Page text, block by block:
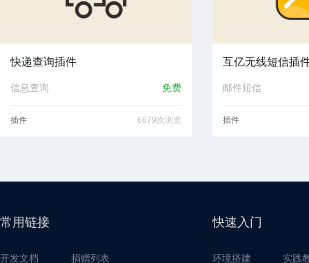
快递查询插件
免费
信息查询
插件 6679次浏览
互亿无线短信插
邮件短信
插件
常用链接
开发文档 捐赠列表
快速入门
环境搭建 实践